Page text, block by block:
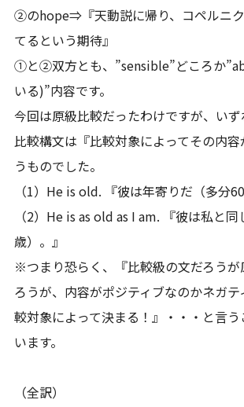
②のhope⇒『天動説に帰り、コペルニ
てるという期待』
①と②双方とも、”sensible”どころか
いる)”内容です。
今回は原級比較だったわけですが、い
比較構文は『比較対象によってその内
うものでした。
（1）He is old. 『彼は年寄りだ（多分
（2）He is as old as I am. 『彼は私と
歳）。』
※つまり恐らく、『比較級の文だろうが
ろうが、内容がポジティブなのかネガテ
較対象によって決まる！』・・・と言
います。
（全訳）